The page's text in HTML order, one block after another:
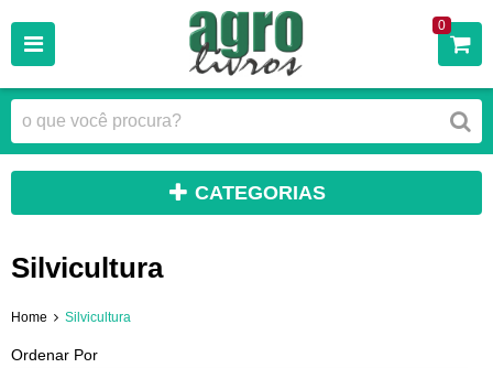
0
CATEGORIAS
Silvicultura
Home Silvicultura
Ordenar Por